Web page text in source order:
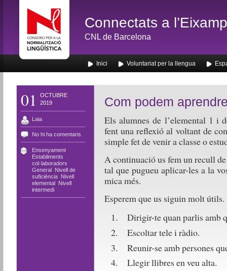
Connectats a
CNL de Barcelona
Inici Voluntariat per la llengua
01
OCTUBRE
2019
Laia
No hi ha comentaris
Ensenyament,
Establiments
col·laboradors
General, Nivell de
suficiència, Nivell
elemental, Nivell
intermedi
Com podem
Els alumnes de l’elemental 1 i
fent una reflexió al voltant de
simple fet de venir a classe o
A continuació us fem un recull
tal que pugueu aplicar-les a la
mica més.
Esperem que us siguin molt útils.
Dirigir-te quan parlis amb
Escoltar tele i ràdio.
Reunir-se amb persones
Llegir llibres en veu alta.